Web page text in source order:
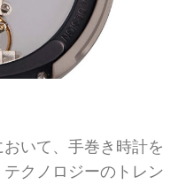
いて、手巻き時計を
クノロジーのトレン